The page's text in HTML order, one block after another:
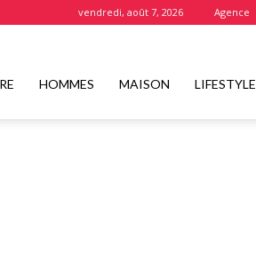
vendredi, août 7, 2026 Agence
HOMMES MAISON LIFESTYLE